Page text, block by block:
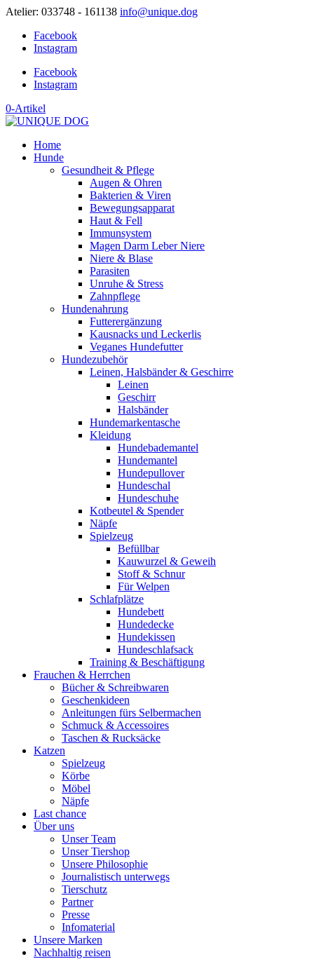
Atelier: 033748 - 161138 info@unique.dog
Facebook
Instagram
Facebook
Instagram
0-Artikel
Home
Hunde
Gesundheit & Pflege
Augen & Ohren
Bakterien & Viren
Bewegungsapparat
Haut & Fell
Immunsystem
Magen Darm Leber Niere
Niere & Blase
Parasiten
Unruhe & Stress
Zahnpflege
Hundenahrung
Futterergänzung
Kausnacks und Leckerlis
Veganes Hundefutter
Hundezubehör
Leinen, Halsbänder & Geschirre
Leinen
Geschirr
Halsbänder
Hundemarkentasche
Kleidung
Hundebademantel
Hundemantel
Hundepullover
Hundeschal
Hundeschuhe
Kotbeutel & Spender
Näpfe
Spielzeug
Befüllbar
Kauwurzel & Geweih
Stoff & Schnur
Für Welpen
Schlafplätze
Hundebett
Hundedecke
Hundekissen
Hundeschlafsack
Training & Beschäftigung
Frauchen & Herrchen
Bücher & Schreibwaren
Geschenkideen
Anleitungen fürs Selbermachen
Schmuck & Accessoires
Taschen & Rucksäcke
Katzen
Spielzeug
Körbe
Möbel
Näpfe
Last chance
Über uns
Unser Team
Unser Tiershop
Unsere Philosophie
Journalistisch unterwegs
Tierschutz
Partner
Presse
Infomaterial
Unsere Marken
Nachhaltig reisen